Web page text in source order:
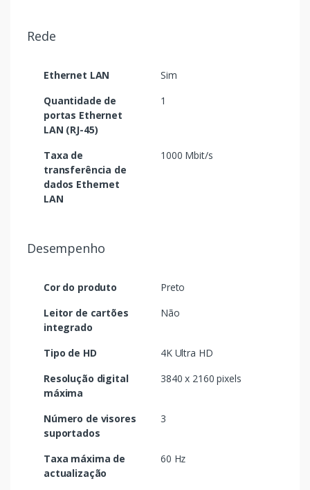
Rede
Ethernet LAN
Sim
Quantidade de
portas Ethernet
LAN (RJ-45)
1
Taxa de
transferência de
dados Ethernet
LAN
1000 Mbit/s
Desempenho
Cor do produto
Preto
Leitor de cartões
integrado
Não
Tipo de HD
4K Ultra HD
Resolução digital
máxima
3840 x 2160 pixels
Número de visores
suportados
3
Taxa máxima de
actualização
60 Hz